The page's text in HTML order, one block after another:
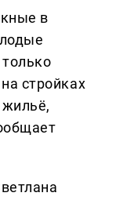
в
стройках
жильё,